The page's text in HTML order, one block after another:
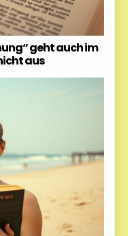
geht auch im
aus